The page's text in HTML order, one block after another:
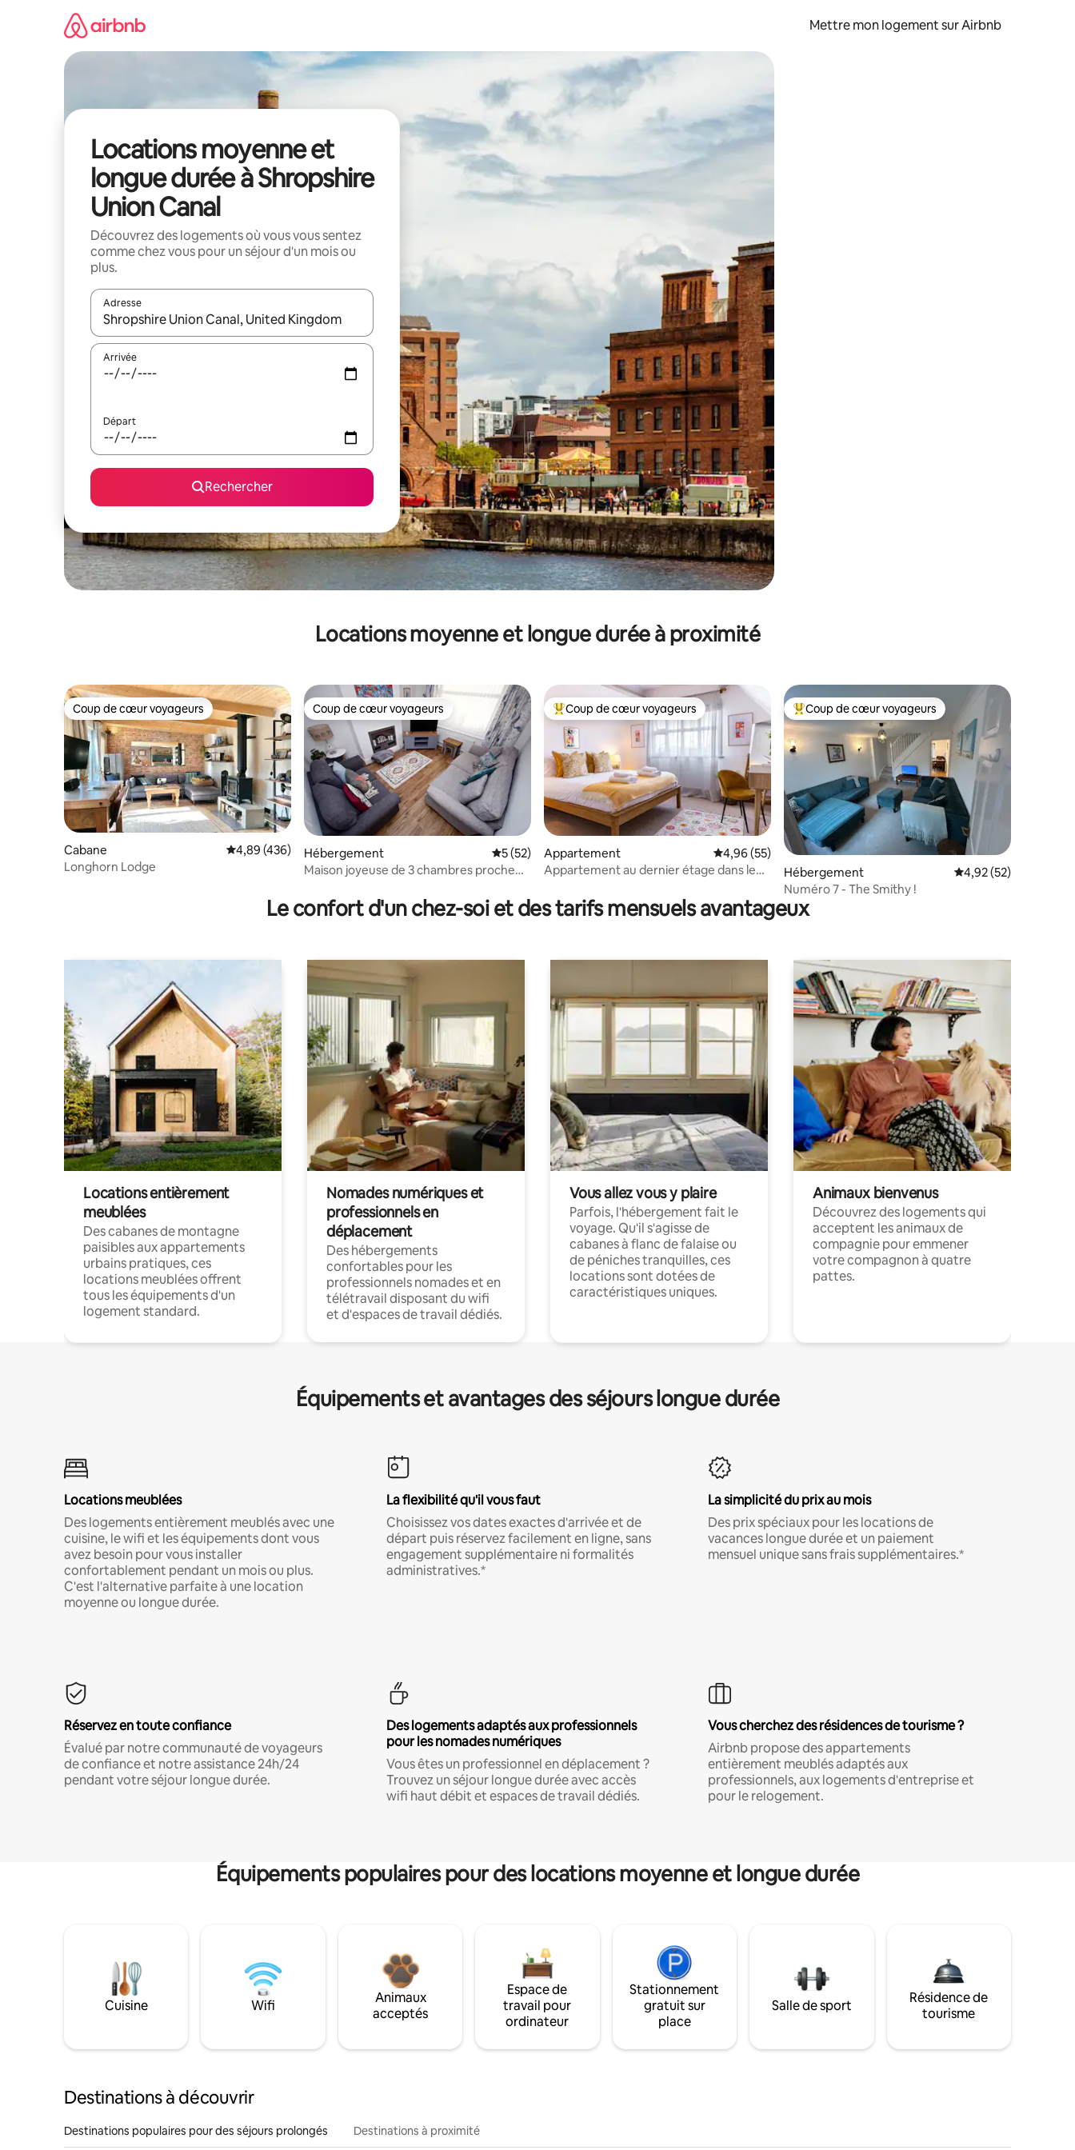
Mettre mon logement sur Airbnb
Locations moyenne et
longue durée à Shropshire
Union Canal
Découvrez des logements où vous vous sentez
comme chez vous pour un séjour d'un mois ou
plus.
Adresse
Lorsque les résultats s'affichent, utilisez les flèches vers le haut et vers le bas pour les parcourir ou en appuyant et en faisant glisser.
Arrivée
Départ
Rechercher
Locations moyenne et longue durée à proximité
Coup de cœur voyageurs
Coup de cœur voyageurs
Cabane Évaluation moyenne sur la base de 436 commentaires : 4,89 sur 5
4,89 (436)
Longhorn Lodge
Coup de cœur voyageurs
Coup de cœur voyageurs
Hébergement Évaluation moyenne sur la base de 52 commentaires : 5 sur 5
5 (52)
Maison joyeuse de 3 chambres proche
Coups de cœur voyageurs les plus appréciés
Coup de cœur voyageurs
Appartement Évaluation moyenne sur la base de 55 commentaires : 4,96 sur 5
4,96 (55)
Appartement au dernier étage dans le
Coups de cœur voyageurs les plus appréciés
Coup de cœur voyageurs
Hébergement Évaluation moyenne
4,92 (52)
Numéro 7 - The Smithy !
Le confort d'un chez-soi et des tarifs mensuels avantageux
Locations entièrement
meublées
Des cabanes de montagne
paisibles aux appartements
urbains pratiques, ces
locations meublées offrent
tous les équipements d'un
logement standard.
Nomades numériques et
professionnels en
déplacement
Des hébergements
confortables pour les
professionnels nomades et en
télétravail disposant du wifi
et d'espaces de travail dédiés.
Vous allez vous y plaire
Parfois, l'hébergement fait le
voyage. Qu'il s'agisse de
cabanes à flanc de falaise ou
de péniches tranquilles, ces
locations sont dotées de
caractéristiques uniques.
Animaux bienvenus
Découvrez des logements qui
acceptent les animaux de
compagnie pour emmener
votre compagnon à quatre
pattes.
Équipements et avantages des séjours longue durée
Locations meublées
Des logements entièrement meublés avec une
cuisine, le wifi et les équipements dont vous
avez besoin pour vous installer
confortablement pendant un mois ou plus.
C'est l'alternative parfaite à une location
moyenne ou longue durée.
La flexibilité qu'il vous faut
Choisissez vos dates exactes d'arrivée et de
départ puis réservez facilement en ligne, sans
engagement supplémentaire ni formalités
administratives.*
La simplicité du prix au mois
Des prix spéciaux pour les locations de
vacances longue durée et un paiement
mensuel unique sans frais supplémentaires.*
Réservez en toute confiance
Évalué par notre communauté de voyageurs
de confiance et notre assistance 24h/24
pendant votre séjour longue durée.
Des logements adaptés aux professionnels
pour les nomades numériques
Vous êtes un professionnel en déplacement ?
Trouvez un séjour longue durée avec accès
wifi haut débit et espaces de travail dédiés.
Vous cherchez des résidences de tourisme ?
Airbnb propose des appartements
entièrement meublés adaptés aux
professionnels, aux logements d'entreprise et
pour le relogement.
Équipements populaires pour des locations moyenne et longue durée
Cuisine Wifi
Animaux
acceptés
Espace de
travail pour
ordinateur
Stationnement
gratuit sur
place
Salle de sport
Résidence de
tourisme
Destinations à découvrir
Destinations populaires pour des séjours prolongés Destinations à proximité